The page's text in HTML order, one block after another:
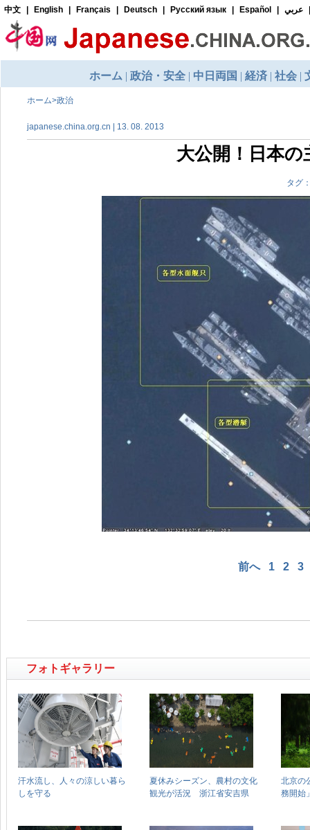
ホーム>政治
japanese.china.org.cn | 13. 08. 2013
大公開！日本の
タグ
前へ 1 2 3